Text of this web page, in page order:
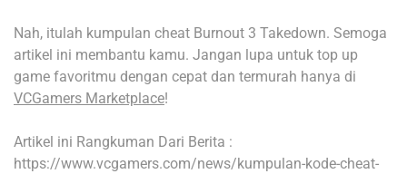
Nah, itulah kumpulan cheat Burnout 3 Takedown. Semoga
artikel ini membantu kamu. Jangan lupa untuk top up
game favoritmu dengan cepat dan termurah hanya di
VCGamers Marketplace!
Artikel ini Rangkuman Dari Berita :
https://www.vcgamers.com/news/kumpulan-kode-cheat-